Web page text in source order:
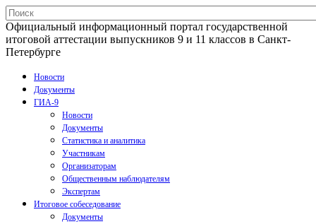
Официальный информационный портал государственной
итоговой аттестации выпускников 9 и 11 классов в Санкт-
Петербурге
Новости
Документы
ГИА-9
Новости
Документы
Статистика и аналитика
Участникам
Организаторам
Общественным наблюдателям
Экспертам
Итоговое собеседование
Документы